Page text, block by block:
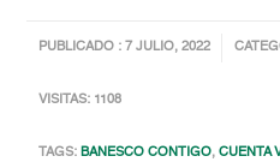
PUBLICADO : 7 JULIO, 2022
VISITAS: 1108
TAGS:BANESCO CONTIGO,CUENTA